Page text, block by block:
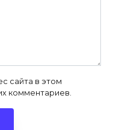
сайта в этом
комментариев.